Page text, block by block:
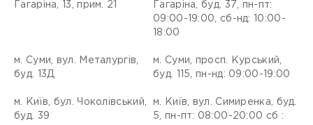
Гагаріна, 13, прим. 21
Гагаріна, буд. 37, пн-пт:
09:00-19:00, сб-нд: 10:00-
18:00
м. Суми, вул. Металургів,
буд. 13Д
м. Суми, просп. Курський,
буд. 115, пн-нд: 09:00-19:00
м. Київ, бул. Чоколівський,
буд. 39
м. Київ, вул. Симиренка, буд.
5, пн-пт: 08:00-20:00 сб :